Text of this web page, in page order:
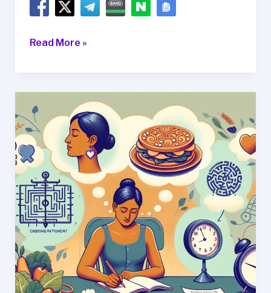
다
전
문
가
가
추
천
하
는
다
어
트
방
Read More »